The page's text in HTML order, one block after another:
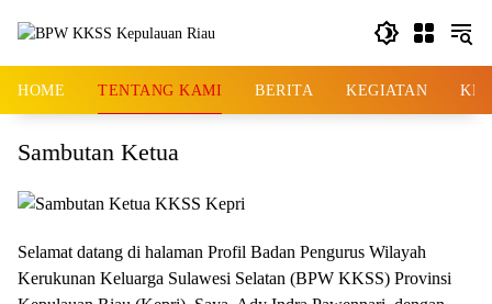
HOME TENTANG KAMI BERITA KEGIATAN
Sambutan Ketua
Selamat datang di halaman Profil Badan Pengurus Wilayah
Kerukunan Keluarga Sulawesi Selatan (BPW KKSS) Provinsi